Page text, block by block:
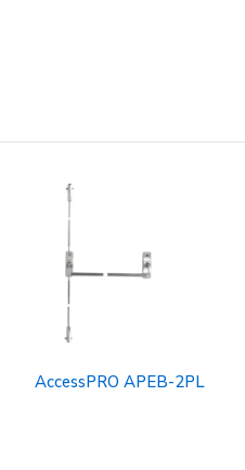
AccessPRO APEB-2PL